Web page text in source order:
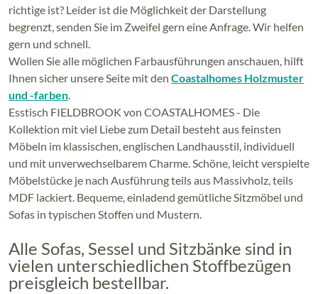
richtige ist? Leider ist die Möglichkeit der Darstellung
begrenzt, senden Sie im Zweifel gern eine Anfrage. Wir helfen
gern und schnell.
Wollen Sie alle möglichen Farbausführungen anschauen, hilft
Ihnen sicher unsere Seite mit den Coastalhomes Holzmuster
und -farben.
Esstisch FIELDBROOK von COASTALHOMES - Die
Kollektion mit viel Liebe zum Detail besteht aus feinsten
Möbeln im klassischen, englischen Landhausstil, individuell
und mit unverwechselbarem Charme. Schöne, leicht verspielte
Möbelstücke je nach Ausführung teils aus Massivholz, teils
MDF lackiert. Bequeme, einladend gemütliche Sitzmöbel und
Sofas in typischen Stoffen und Mustern.
Alle Sofas, Sessel und Sitzbänke sind in
vielen unterschiedlichen Stoffbezügen
preisgleich bestellbar.